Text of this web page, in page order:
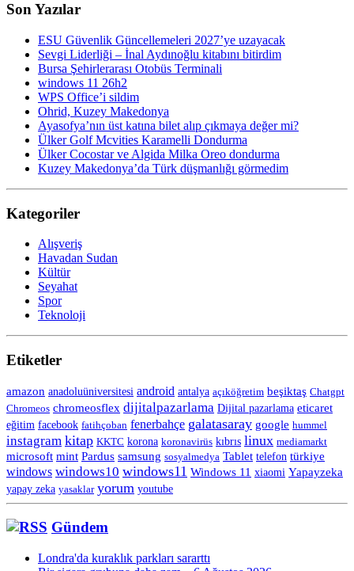
Son Yazılar
ESU Güvenlik Güncellemeleri 2027’ye uzayacak
Sevgi Liderliği – İnal Aydınoğlu kitabını bitirdim
Bursa Şehirlerarası Otobüs Terminali
windows 11 26h2
WPS Office’i sildim
Ohrid, Kuzey Makedonya
Ayasofya’nın üst katına bilet alıp çıkmaya değer mi?
Ülker Golf Mcvities Karamelli Dondurma
Ülker Cocostar ve Algida Milka Oreo dondurma
Kuzey Makedonya’da Türk düşmanlığı görmedim
Kategoriler
Alışveriş
Havadan Sudan
Kültür
Seyahat
Spor
Teknoloji
Etiketler
amazon anadoluüniversitesi android antalya açıköğretim beşiktaş Chatgpt
Chromeos chromeosflex dijitalpazarlama Dijital pazarlama eticaret
eğitim facebook fatihçoban fenerbahçe galatasaray google hummel
instagram kitap KKTC korona koronavirüs kıbrıs linux mediamarkt
microsoft mint Pardus samsung sosyalmedya Tablet telefon türkiye
windows windows10 windows11 Windows 11 xiaomi Yapayzeka
yapay zeka yasaklar yorum youtube
Gündem
Londra'da kuraklık parkları sararttı